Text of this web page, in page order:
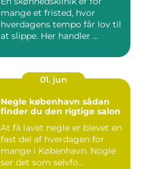
mange et fristed, hvor
hverdagens tempo får lov til
at slippe. Her handler ...
01. jun
Negle københavn sådan
finder du den rigtige salon
At få lavet negle er blevet en
fast del af hverdagen for
mange i København. Nogle
ser det som selvfo...